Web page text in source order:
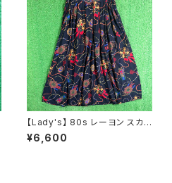
【Lady's】 80s レーヨン スカ
ーフ柄 スカート / 80年代 古着
レディース 総柄 2266
¥6,600